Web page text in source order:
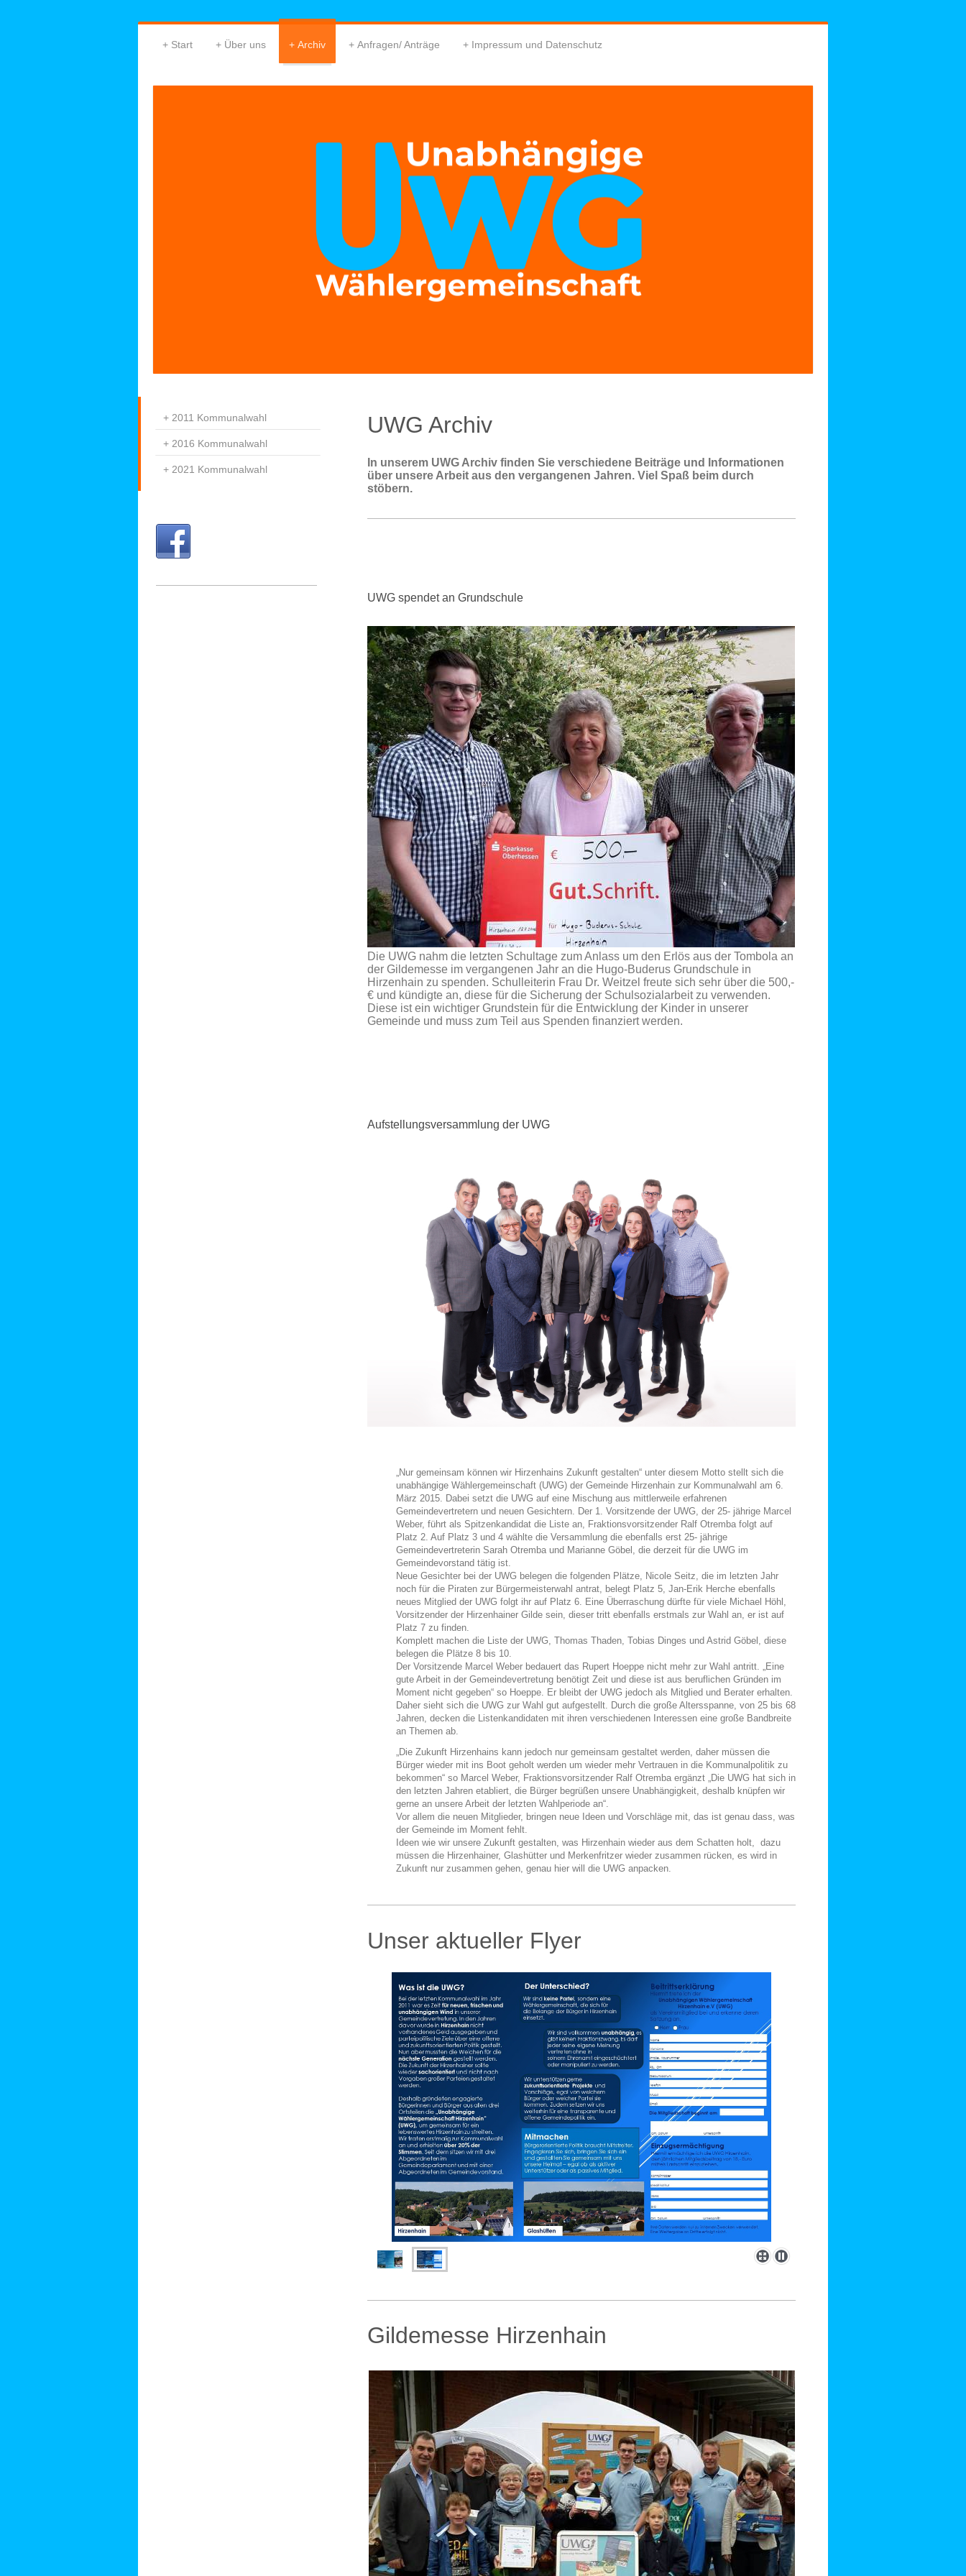
Start Über uns Archiv Anfragen/ Anträge Impressum und Datenschutz
UWG Archiv
In unserem UWG Archiv finden Sie verschiedene Beiträge und Informationen
über unsere Arbeit aus den vergangenen Jahren. Viel Spaß beim durch
stöbern.
UWG spendet an Grundschule
Die UWG nahm die letzten Schultage zum Anlass um den Erlös aus der Tombola an
der Gildemesse im vergangenen Jahr an die Hugo-Buderus Grundschule in
Hirzenhain zu spenden. Schulleiterin Frau Dr. Weitzel freute sich sehr über die 500,-
€ und kündigte an, diese für die Sicherung der Schulsozialarbeit zu verwenden.
Diese ist ein wichtiger Grundstein für die Entwicklung der Kinder in unserer
Gemeinde und muss zum Teil aus Spenden finanziert werden.
Aufstellungsversammlung der UWG
„Nur gemeinsam können wir Hirzenhains Zukunft gestalten“ unter diesem Motto stellt sich die
unabhängige Wählergemeinschaft (UWG) der Gemeinde Hirzenhain zur Kommunalwahl am 6.
März 2015. Dabei setzt die UWG auf eine Mischung aus mittlerweile erfahrenen
Gemeindevertretern und neuen Gesichtern. Der 1. Vorsitzende der UWG, der 25- jährige Marcel
Weber, führt als Spitzenkandidat die Liste an, Fraktionsvorsitzender Ralf Otremba folgt auf
Platz 2. Auf Platz 3 und 4 wählte die Versammlung die ebenfalls erst 25- jährige
Gemeindevertreterin Sarah Otremba und Marianne Göbel, die derzeit für die UWG im
Gemeindevorstand tätig ist.
Neue Gesichter bei der UWG belegen die folgenden Plätze, Nicole Seitz, die im letzten Jahr
noch für die Piraten zur Bürgermeisterwahl antrat, belegt Platz 5, Jan-Erik Herche ebenfalls
neues Mitglied der UWG folgt ihr auf Platz 6. Eine Überraschung dürfte für viele Michael Höhl,
Vorsitzender der Hirzenhainer Gilde sein, dieser tritt ebenfalls erstmals zur Wahl an, er ist auf
Platz 7 zu finden.
Komplett machen die Liste der UWG, Thomas Thaden, Tobias Dinges und Astrid Göbel, diese
belegen die Plätze 8 bis 10.
Der Vorsitzende Marcel Weber bedauert das Rupert Hoeppe nicht mehr zur Wahl antritt. „Eine
gute Arbeit in der Gemeindevertretung benötigt Zeit und diese ist aus beruflichen Gründen im
Moment nicht gegeben“ so Hoeppe. Er bleibt der UWG jedoch als Mitglied und Berater erhalten.
Daher sieht sich die UWG zur Wahl gut aufgestellt. Durch die große Altersspanne, von 25 bis 68
Jahren, decken die Listenkandidaten mit ihren verschiedenen Interessen eine große Bandbreite
an Themen ab.
„Die Zukunft Hirzenhains kann jedoch nur gemeinsam gestaltet werden, daher müssen die
Bürger wieder mit ins Boot geholt werden um wieder mehr Vertrauen in die Kommunalpolitik zu
bekommen“ so Marcel Weber, Fraktionsvorsitzender Ralf Otremba ergänzt „Die UWG hat sich in
den letzten Jahren etabliert, die Bürger begrüßen unsere Unabhängigkeit, deshalb knüpfen wir
gerne an unsere Arbeit der letzten Wahlperiode an“.
Vor allem die neuen Mitglieder, bringen neue Ideen und Vorschläge mit, das ist genau dass, was
der Gemeinde im Moment fehlt.
Ideen wie wir unsere Zukunft gestalten, was Hirzenhain wieder aus dem Schatten holt, dazu
müssen die Hirzenhainer, Glashütter und Merkenfritzer wieder zusammen rücken, es wird in
Zukunft nur zusammen gehen, genau hier will die UWG anpacken.
Unser aktueller Flyer
Gildemesse Hirzenhain
2011 Kommunalwahl
2016 Kommunalwahl
2021 Kommunalwahl